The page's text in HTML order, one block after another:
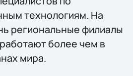
технологиям. На
региональные филиалы
более чем в
мира.